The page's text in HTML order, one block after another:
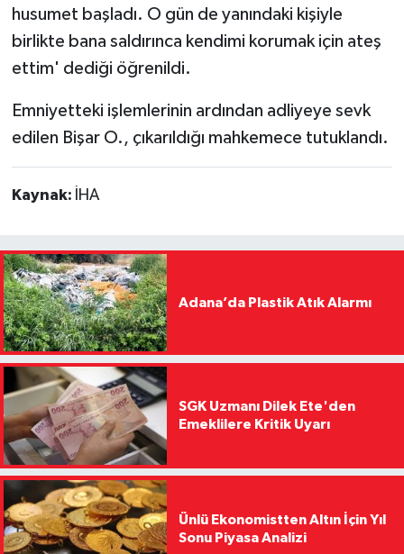
husumet başladı. O gün de yanındaki kişiyle
birlikte bana saldırınca kendimi korumak için ateş
ettim' dediği öğrenildi.
Emniyetteki işlemlerinin ardından adliyeye sevk
edilen Bişar O., çıkarıldığı mahkemece tutuklandı.
Kaynak: İHA
Adana’da Plastik Atık Alarmı
SGK Uzmanı Dilek Ete'den
Emeklilere Kritik Uyarı
Ünlü Ekonomistten Altın İçin Yıl
Sonu Piyasa Analizi